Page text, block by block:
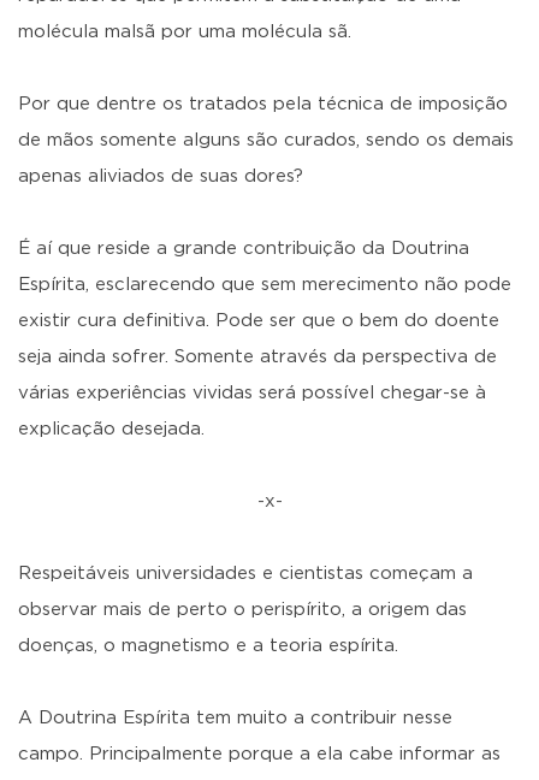
molécula malsã por uma molécula sã.
Por que dentre os tratados pela técnica de imposição
de mãos somente alguns são curados, sendo os demais
apenas aliviados de suas dores?
É aí que reside a grande contribuição da Doutrina
Espírita, esclarecendo que sem merecimento não pode
existir cura definitiva. Pode ser que o bem do doente
seja ainda sofrer. Somente através da perspectiva de
várias experiências vividas será possível chegar-se à
explicação desejada.
-x-
Respeitáveis universidades e cientistas começam a
observar mais de perto o perispírito, a origem das
doenças, o magnetismo e a teoria espírita.
A Doutrina Espírita tem muito a contribuir nesse
campo. Principalmente porque a ela cabe informar as